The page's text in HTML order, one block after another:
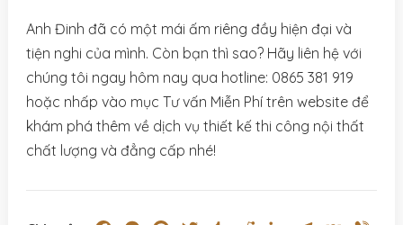
Anh Đinh đã có một mái ấm riêng đầy hiện đại và
tiện nghi của mình. Còn bạn thì sao? Hãy liên hệ với
chúng tôi ngay hôm nay qua hotline: 0865 381 919
hoặc nhấp vào mục Tư vấn Miễn Phí trên website để
khám phá thêm về dịch vụ thiết kế thi công nội thất
chất lượng và đẳng cấp nhé!